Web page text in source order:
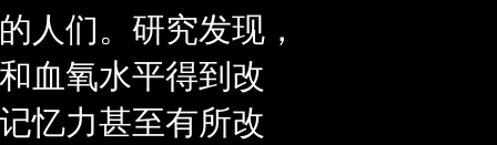
人们。研究发现，
血氧水平得到改
忆力甚至有所改